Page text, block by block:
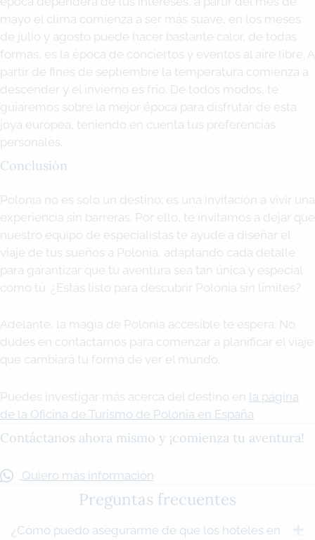
mayo el clima comienza a ser más suave, en los meses
de julio y agosto puede hacer bastante calor, de todas
formas, es la época de conciertos y eventos al aire libre. A
partir de fines de septiembre la temperatura comienza a
descender y el invierno es frío. De todos modos, te
guiaremos sobre la mejor época para disfrutar de esta
joya europea, teniendo en cuenta tus preferencias
personales.
Conclusión
Polonia no es solo un destino; es una invitación a vivir una
experiencia sin barreras. Por ello, te invitamos a dejar que
nuestro equipo de especialistas te ayude a diseñar el
viaje de tus sueños a Polonia, adaptando cada detalle
para garantizar que tu aventura sea tan única y especial
como tú. ¿Estás listo para descubrir Polonia sin límites?
Adelante, la magia de Polonia accesible te espera. No
dudes en contactarnos para comenzar a planificar el viaje
que cambiará tu forma de ver el mundo.
Puedes investigar más acerca del destino en la página
de la Oficina de Turismo de Polonia en España
Contáctanos ahora mismo y ¡comienza tu aventura!
Quiero más información
Preguntas frecuentes
¿Cómo puedo asegurarme de que los hoteles en